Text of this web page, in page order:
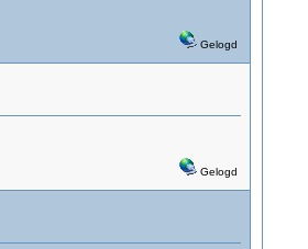
Gelogd
Gelogd